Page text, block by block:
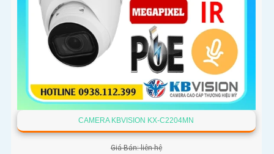
CAMERA KBVISION KX-C2204MN
Giá Bán: liên hệ